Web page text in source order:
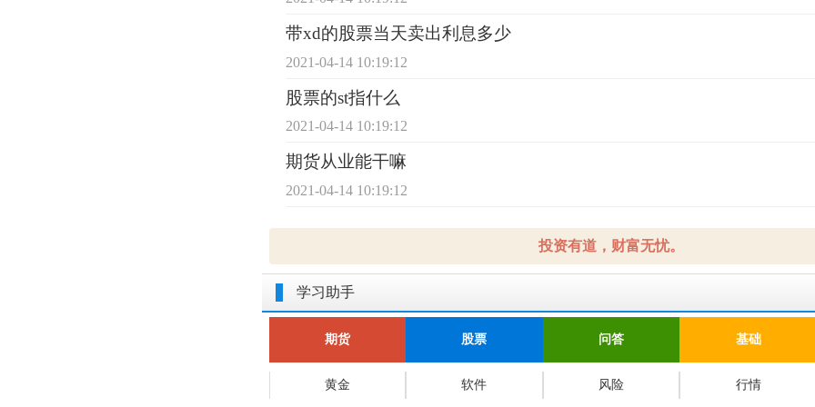
带xd的股票当天卖出利息多少
2021-04-14 10:19:12
股票的st指什么
2021-04-14 10:19:12
期货从业能干嘛
2021-04-14 10:19:12
投资有道，财富无忧。
学习助手
期货 股票 问答 基础
黄金 软件 风险 行情